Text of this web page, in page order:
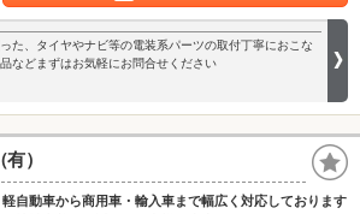
た、タイヤやナビ等の電装系パーツの取付丁寧におこな
などまずはお気軽にお問合せください
）
軽自動車から商用車・輸入車まで幅広く対応しております